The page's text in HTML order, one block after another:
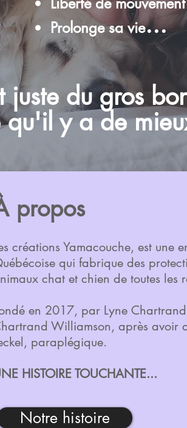
Prolonge sa vie...
juste du gros
qu'il y a de
propos
créations Yamacouche, est une
qui fabrique des
chat et chien de toutes les
en 2017, par Lyne
Williamson, après avoir
paraplégique.
HISTOIRE TOUCHANTE...
Notre histoire